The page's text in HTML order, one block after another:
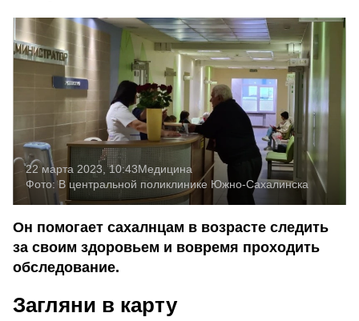
22 марта 2023, 10:43Медицина
Фото:В центральной поликлинике Южно-Сахалинска
Он помогает сахалнцам в возрасте следить
за своим здоровьем и вовремя проходить
обследование.
Загляни в карту